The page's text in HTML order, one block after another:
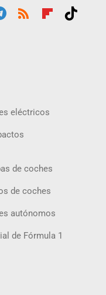
eléctricos
de coches
de coches
autónomos
de Fórmula 1